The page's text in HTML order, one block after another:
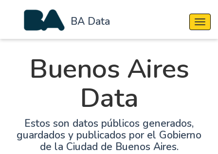
BA Data
Buenos Aires
Data
Estos son datos públicos generados,
guardados y publicados por el Gobierno
de la Ciudad de Buenos Aires.